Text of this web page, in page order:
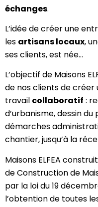
échanges.
L’idée de créer une
les artisans locaux,
ses clients, est née…
L’objectif de Maisons
de nos clients de créer
travail collaboratif :
d’urbanisme, dessin
démarches
chantier, jusqu’à la
Maisons ELFEA
de Construction de
par la loi du 19
l’obtention de toutes